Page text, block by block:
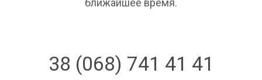
ближайшее время.
38 (068) 741 41 41